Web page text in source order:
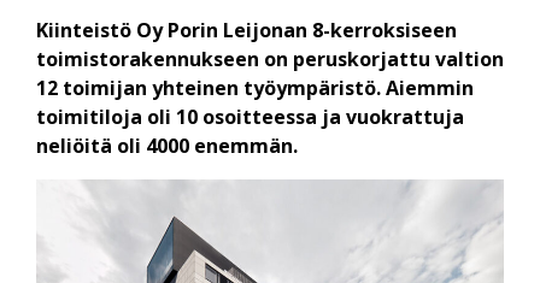
Kiinteistö Oy Porin Leijonan 8-kerroksiseen
toimistorakennukseen on peruskorjattu valtion
12 toimijan yhteinen työympäristö. Aiemmin
toimitiloja oli 10 osoitteessa ja vuokrattuja
neliöitä oli 4000 enemmän.